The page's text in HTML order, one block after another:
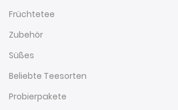
Früchtetee
Zubehör
Süßes
Beliebte Teesorten
Probierpakete